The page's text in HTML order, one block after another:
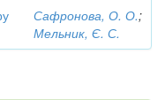
Сафронова, О. О.;
Мельник, Є. С.